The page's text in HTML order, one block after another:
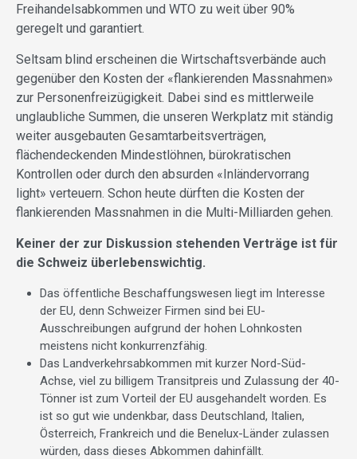
Freihandelsabkommen und WTO zu weit über 90%
geregelt und garantiert.
Seltsam blind erscheinen die Wirtschaftsverbände auch
gegenüber den Kosten der «flankierenden Massnahmen»
zur Personenfreizügigkeit. Dabei sind es mittlerweile
unglaubliche Summen, die unseren Werkplatz mit ständig
weiter ausgebauten Gesamtarbeitsverträgen,
flächendeckenden Mindestlöhnen, bürokratischen
Kontrollen oder durch den absurden «Inländervorrang
light» verteuern. Schon heute dürften die Kosten der
flankierenden Massnahmen in die Multi-Milliarden gehen.
Keiner der zur Diskussion stehenden Verträge ist für
die Schweiz überlebenswichtig.
Das öffentliche Beschaffungswesen liegt im Interesse
der EU, denn Schweizer Firmen sind bei EU-
Ausschreibungen aufgrund der hohen Lohnkosten
meistens nicht konkurrenzfähig.
Das Landverkehrsabkommen mit kurzer Nord-Süd-
Achse, viel zu billigem Transitpreis und Zulassung der 40-
Tönner ist zum Vorteil der EU ausgehandelt worden. Es
ist so gut wie undenkbar, dass Deutschland, Italien,
Österreich, Frankreich und die Benelux-Länder zulassen
würden, dass dieses Abkommen dahinfällt.